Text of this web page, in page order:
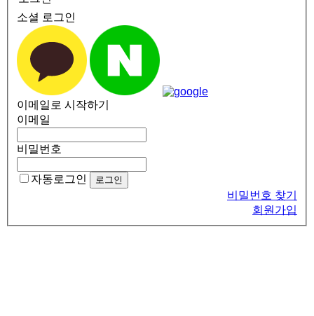
소셜 로그인
이메일로 시작하기
이메일
비밀번호
자동로그인
비밀번호 찾기
회원가입